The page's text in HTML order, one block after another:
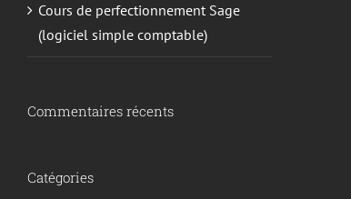
Cours de perfectionnement Sage
(logiciel simple comptable)
Commentaires récents
Catégories